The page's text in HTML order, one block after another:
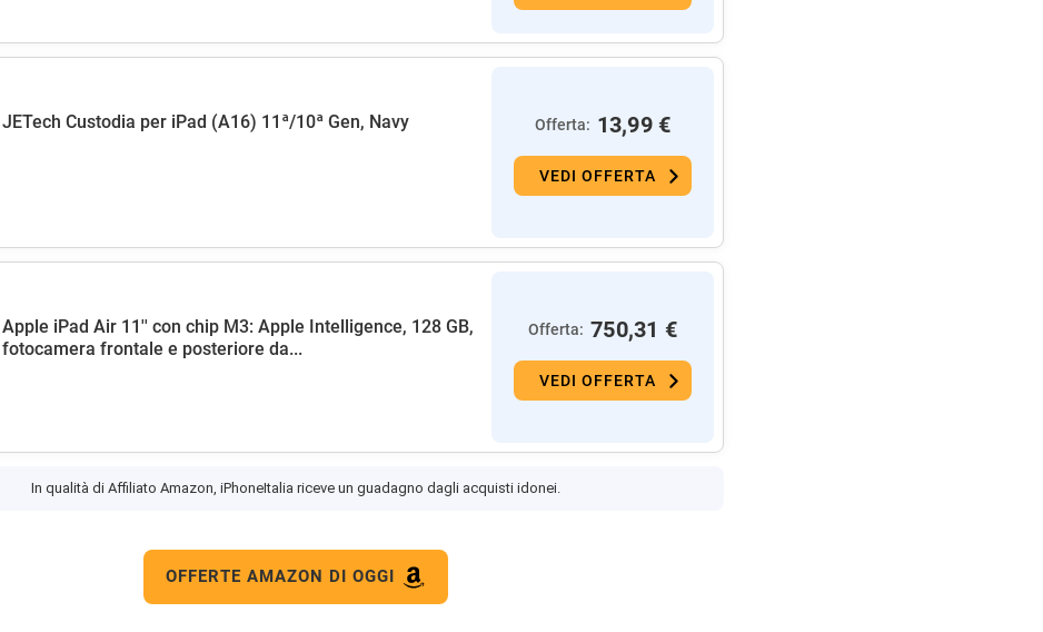
JETech Custodia per iPad (A16) 11ª/10ª Gen, Navy Offerta: 13,99 €
VEDI OFFERTA
Apple iPad Air 11'' con chip M3: Apple Intelligence, 128 GB,
fotocamera frontale e posteriore da...
Offerta: 750,31 €
VEDI OFFERTA
In qualità di Affiliato Amazon, iPhoneItalia riceve un guadagno dagli acquisti idonei.
OFFERTE AMAZON DI OGGI